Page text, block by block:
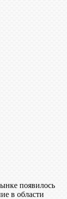
появилось
в области